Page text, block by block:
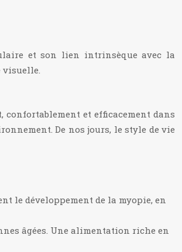
et son lien intrinsèque avec la
visuelle.
et efficacement dans
De nos jours, le style de vie
le développement de la myopie, en
âgées. Une alimentation riche en